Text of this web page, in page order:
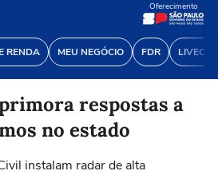
RENDA MEU NEGÓCIO FDR
Oferecimento
respostas a
no estado
instalam radar de alta